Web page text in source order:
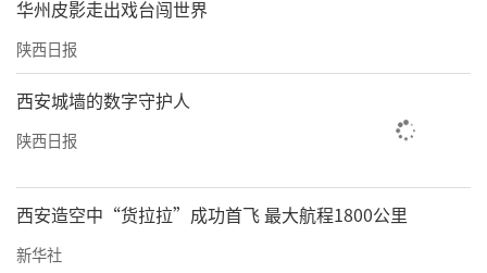
华州皮影走出戏台闯世界
陕西日报
西安城墙的数字守护人
陕西日报
西安造空中“货拉拉”成功首飞 最大航程1800公里
新华社